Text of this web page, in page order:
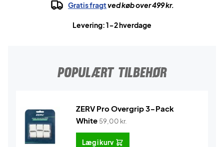
Gratis fragtved køb over 499 kr.
Levering: 1-2 hverdage
POPULÆRT TILBEHØR
ZERV Pro Overgrip 3-Pack
White 59,00 kr.
Læg i kurv